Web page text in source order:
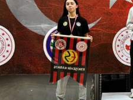
Kültür Sanat
Magazin
Politika